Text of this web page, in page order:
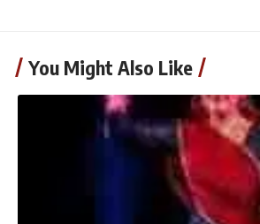
You Might Also Like